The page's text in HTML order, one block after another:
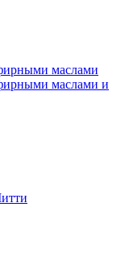
маслами
маслами и